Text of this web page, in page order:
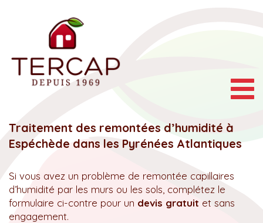
Traitement des remontées d’humidité à
Espéchède dans les Pyrénées Atlantiques
Si vous avez un problème de remontée capillaires
d’humidité par les murs ou les sols, complétez le
formulaire ci-contre pour un devis gratuit et sans
engagement.